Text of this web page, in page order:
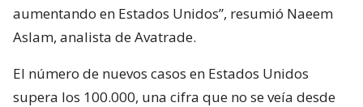
aumentando en Estados Unidos”, resumió Naeem
Aslam, analista de Avatrade.
El número de nuevos casos en Estados Unidos
supera los 100.000, una cifra que no se veía desde